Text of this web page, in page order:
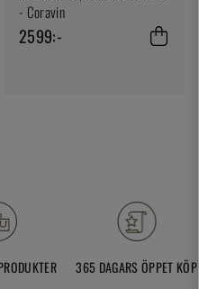
- Coravin
2599:-
365 DAGARS ÖPPET KÖP